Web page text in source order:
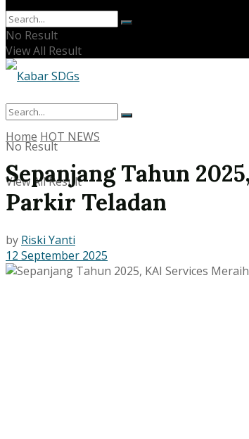
No Result
View All Result
No Result
View All Result
Home HOT NEWS
Sepanjang Tahun
Parkir Teladan
by Riski Yanti
12 September 2025